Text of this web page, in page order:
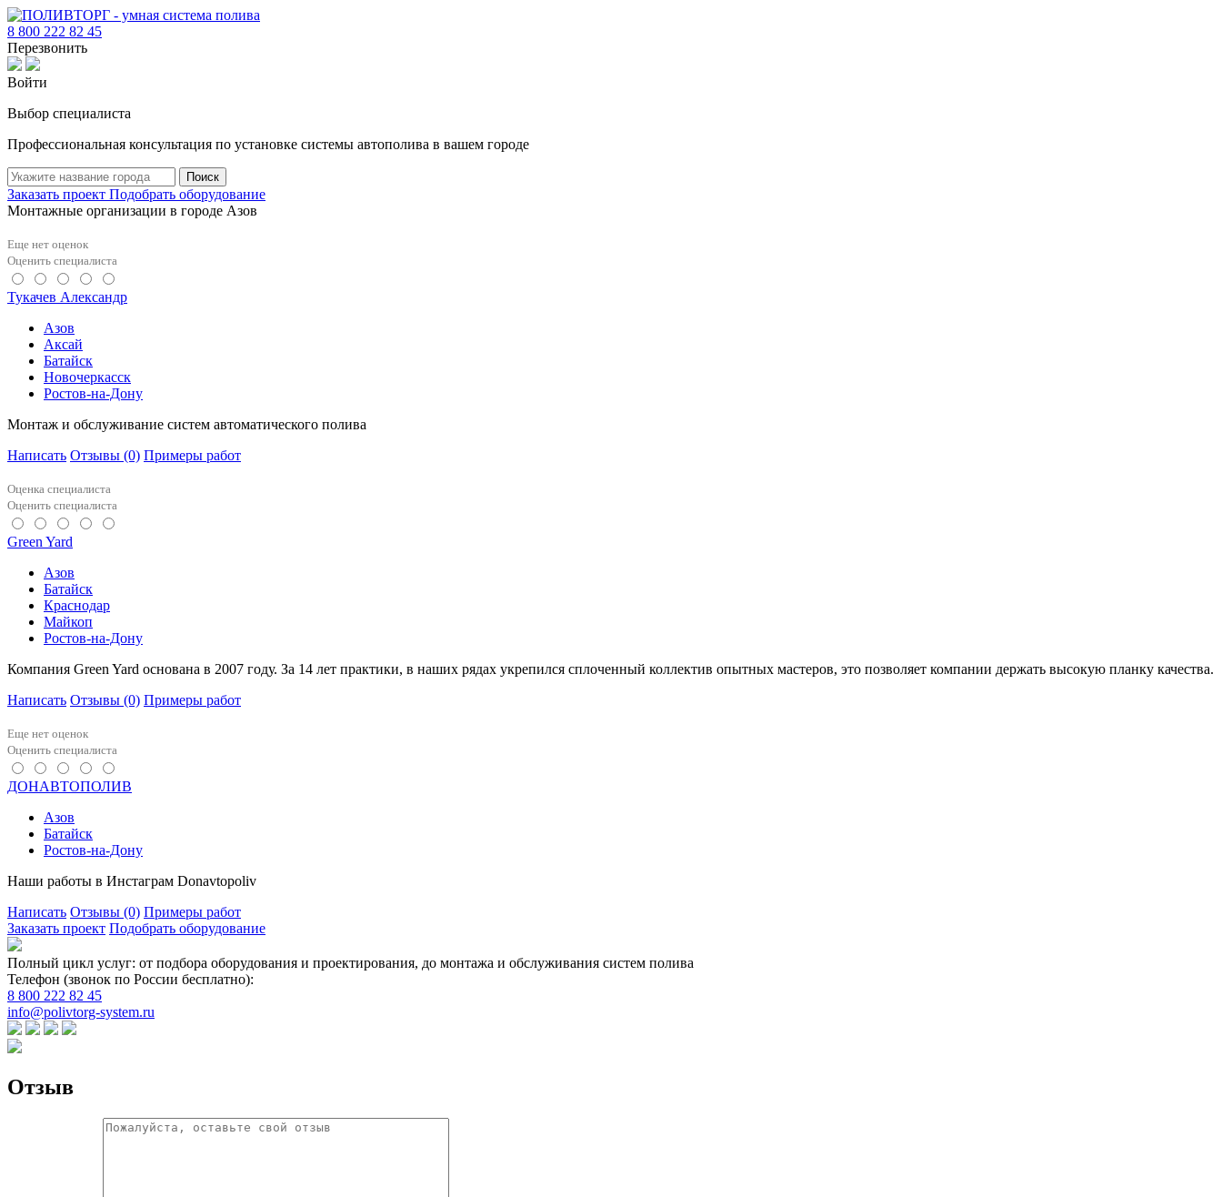
8 800 222 82 45
Перезвонить
Войти
Выбор специалиста
Профессиональная консультация по установке системы автополива в вашем городе
Поиск
Заказать проект Подобрать оборудование
Монтажные организации в городе Азов
Еще нет оценок
Оценить специалиста
Тукачев Александр
Азов
Аксай
Батайск
Новочеркасск
Ростов-на-Дону
Монтаж и обслуживание систем автоматического полива
Написать Отзывы (0) Примеры работ
Оценка специалиста
Оценить специалиста
Green Yard
Азов
Батайск
Краснодар
Майкоп
Ростов-на-Дону
Компания Green Yard основана в 2007 году. За 14 лет практики, в наших рядах укрепился сплоченный коллектив опытных мастеров, это позволяет компании держать высокую планку качества.
Написать Отзывы (0) Примеры работ
Еще нет оценок
Оценить специалиста
ДОНАВТОПОЛИВ
Азов
Батайск
Ростов-на-Дону
Наши работы в Инстаграм Donavtopoliv
Написать Отзывы (0) Примеры работ
Заказать проект Подобрать оборудование
Полный цикл услуг: от подбора оборудования и проектирования, до монтажа и обслуживания систем полива
Телефон (звонок по России бесплатно):
8 800 222 82 45
info@polivtorg-system.ru
Отзыв